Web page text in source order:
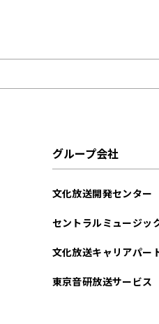
グループ会社
文化放送開発センター
セントラルミュージッ
文化放送キャリアパー
東京音研放送サービス